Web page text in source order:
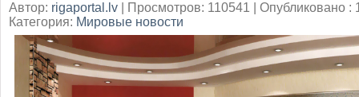
Автор: rigaportal.lv
Просмотров: 110541 | Опубликовано :
Категория: Мировые новости